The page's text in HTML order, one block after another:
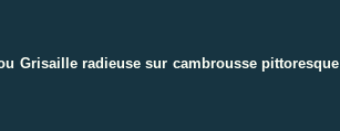
Grisaille radieuse sur cambrousse pittoresque